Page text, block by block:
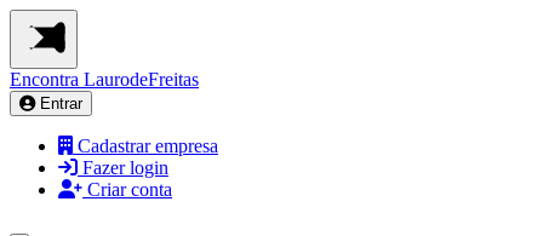
Encontra LaurodeFreitas
Entrar
Cadastrar empresa
Fazer login
Criar conta